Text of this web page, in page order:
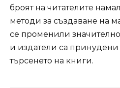
броят на читателите
методи за създаване на
се променили
и издатели са
търсенето на книги.